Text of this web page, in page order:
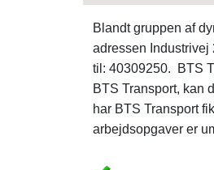
Blandt gruppen af
adressen Industrivej
til: 40309250. BTS
BTS Transport, kan
har BTS Transport
arbejdsopgaver er